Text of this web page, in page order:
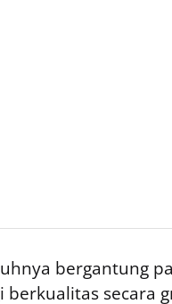
bergantung
secara